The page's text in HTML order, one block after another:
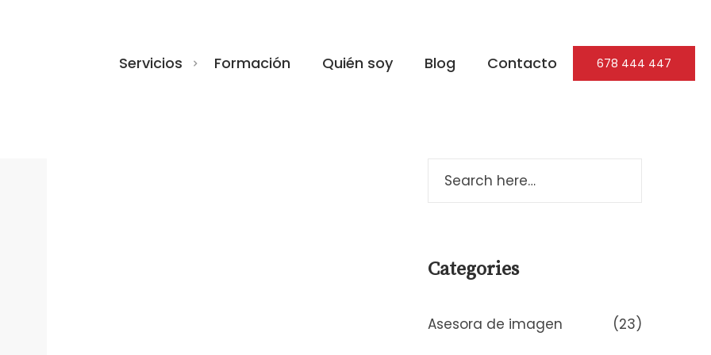
Servicios Formación Quién soy Blog Contacto 678 444 447
Categories
Asesora de imagen (23)